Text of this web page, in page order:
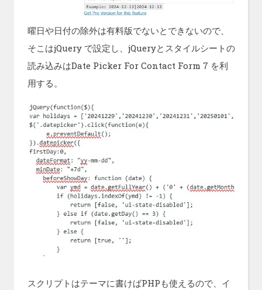
曜日や日付の除外は有料版でないとできないので、
そこはjQuery で設定し、jQueryとスタイルシートの
読み込みはDate Picker For Contact Form 7 を利
用する。
スクリプトはテーマに書けばPHPも使えるので、イ